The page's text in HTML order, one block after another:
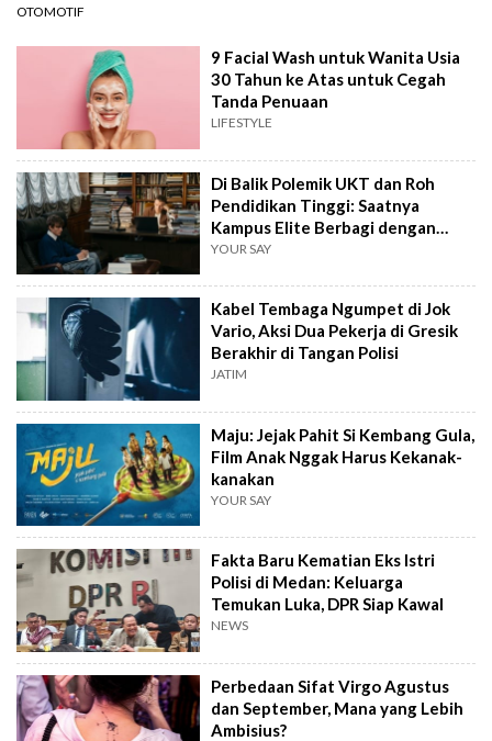
OTOMOTIF
9 Facial Wash untuk Wanita Usia
30 Tahun ke Atas untuk Cegah
Tanda Penuaan
LIFESTYLE
Di Balik Polemik UKT dan Roh
Pendidikan Tinggi: Saatnya
Kampus Elite Berbagi dengan
Kampus Daerah
YOUR SAY
Kabel Tembaga Ngumpet di Jok
Vario, Aksi Dua Pekerja di Gresik
Berakhir di Tangan Polisi
JATIM
Maju: Jejak Pahit Si Kembang Gula,
Film Anak Nggak Harus Kekanak-
kanakan
YOUR SAY
Fakta Baru Kematian Eks Istri
Polisi di Medan: Keluarga
Temukan Luka, DPR Siap Kawal
NEWS
Perbedaan Sifat Virgo Agustus
dan September, Mana yang Lebih
Ambisius?